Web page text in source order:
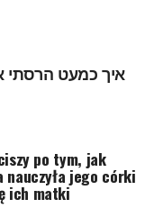
איך כמעט הרסתי
po tym, jak
jego córki
ich matki